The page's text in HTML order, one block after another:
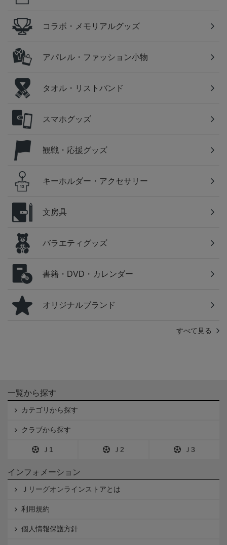
コラボ・メモリアルグッズ
アパレル・ファッション小物
タオル・リストバンド
スマホグッズ
観戦・応援グッズ
キーホルダー・アクセサリー
文房具
バラエティグッズ
書籍・DVD・カレンダー
オリジナルブランド
すべて見る
一覧から探す
カテゴリから探す
クラブから探す
Ｊ1 Ｊ2 Ｊ3
インフォメーション
Ｊリーグオンラインストアとは
利用規約
個人情報保護方針